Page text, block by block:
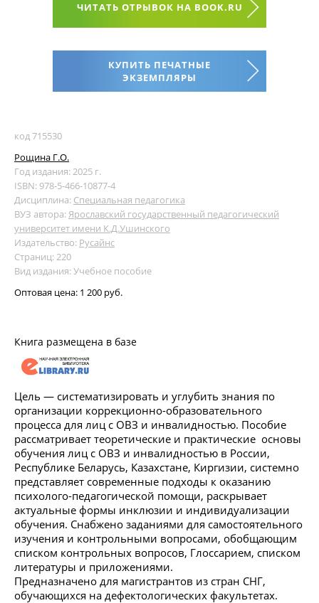
ЧИТАТЬ ОТРЫВОК НА BOOK.RU
КУПИТЬ ПЕЧАТНЫЕ
ЭКЗЕМПЛЯРЫ
код 715530
Рощина Г.О.
Год издания: 2025 г.
ISBN: 978-5-466-10877-4
Дисциплина: Специальная педагогика
ВУЗ автора:Ярославский государственный педагогический
университет имени К.Д.Ушинского
Издательство: Русайнс
Страниц: 220
Вид издания: Учебное пособие
Оптовая цена: 1 200 руб.
Книга размещена в базе
Цель — систематизировать и углубить знания по
организации коррекционно-образовательного
процесса для лиц с ОВЗ и инвалидностью. Пособие
рассматривает теоретические и практические основы
обучения лиц с ОВЗ и инвалидностью в России,
Республике Беларусь, Казахстане, Киргизии, системно
представляет современные подходы к оказанию
психолого-педагогической помощи, раскрывает
актуальные формы инклюзии и индивидуализации
обучения. Снабжено заданиями для самостоятельного
изучения и контрольными вопросами, обобщающим
списком контрольных вопросов, Глоссарием, списком
литературы и приложениями.
Предназначено для магистрантов из стран СНГ,
обучающихся на дефектологических факультетах.